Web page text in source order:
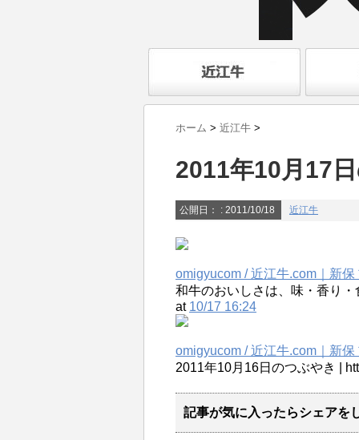
ホーム > 近江牛 >
2011年10月17
公開日： : 2011/10/18 近江牛
omigyucom / 近江牛.com｜新保
和牛のおいしさは、味・香り
at 10/17 16:24
omigyucom / 近江牛.com｜新保
2011年10月16日のつぶやき |
記事が気に入ったらシェアを